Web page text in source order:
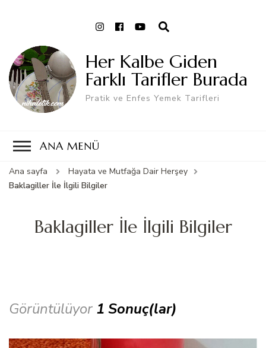
Her Kalbe Giden
Farklı Tarifler Burada
Pratik ve Enfes Yemek Tarifleri
ANA MENÜ
Ana sayfa
Hayata ve Mutfağa Dair Herşey
Baklagiller İle İlgili Bilgiler
Baklagiller İle İlgili Bilgiler
Görüntülüyor 1 Sonuç(lar)